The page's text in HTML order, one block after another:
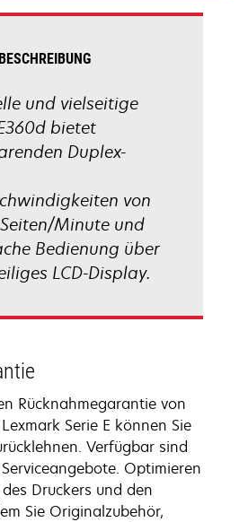
und vielseitige
bietet
Duplex-
von
Minute und
Bedienung über
LCD-Display.
Rücknahmegarantie von
Serie E können Sie
Verfügbar sind
Optimieren
Druckers und den
Sie Originalzubehör,